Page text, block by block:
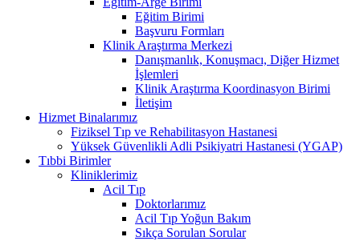
Eğitim Birimi
Başvuru Formları
Klinik Araştırma Merkezi
Danışmanlık, Konuşmacı, Diğer Hizmet
İşlemleri
Klinik Araştırma Koordinasyon Birimi
İletişim
Hizmet Binalarımız
Fiziksel Tıp ve Rehabilitasyon Hastanesi
Yüksek Güvenlikli Adli Psikiyatri Hastanesi (YGAP)
Tıbbi Birimler
Kliniklerimiz
Acil Tıp
Doktorlarımız
Acil Tıp Yoğun Bakım
Sıkça Sorulan Sorular